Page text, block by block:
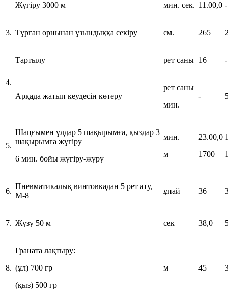
Жүгіру 3000 м мин. сек. 11.00,0 -
3. Тұрған орнынан ұзындыққа секіру см. 265
4.
Тартылу рет саны 16 -
Арқада жатып кеудесін көтеру
рет саны
мин.
-
5.
Шаңғымен ұлдар 5 шақырымға, қыздар 3
шақырымға жүгіру
6 мин. бойы жүгіру-жүру
мин.
м
23.00,0
1700
6.
Пневматикалық винтовкадан 5 рет ату,
М-8
ұпай 36
7. Жүзу 50 м сек 38,0
8.
Граната лақтыру:
(ұл) 700 гр
(қыз) 500 гр
м 45